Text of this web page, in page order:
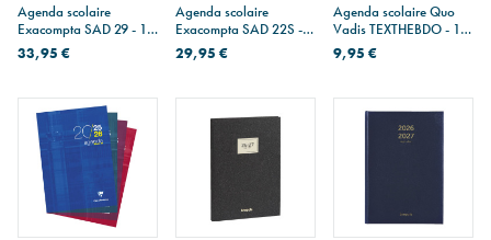
Agenda scolaire
Exacompta SAD 29 - 16
MOIS - 21 x 29,7 cm - 1
semaine sur 2 pages
33,95 €
Agenda scolaire
Exacompta SAD 22S -
16 MOIS - 18,5 x 22,5
cm - 1 semaine sur 2
29,95 €
Agenda scolaire Quo
Vadis TEXTHEBDO - 16
x 24 cm - 1 semaine sur
2 pages
9,95 €